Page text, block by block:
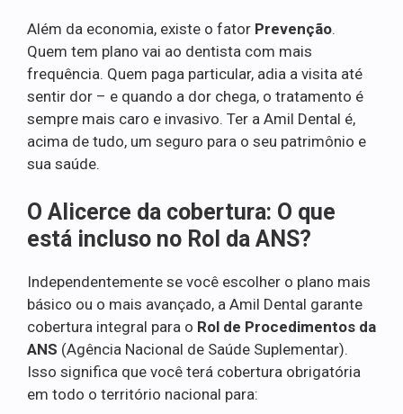
Além da economia, existe o fator Prevenção.
Quem tem plano vai ao dentista com mais
frequência. Quem paga particular, adia a visita até
sentir dor – e quando a dor chega, o tratamento é
sempre mais caro e invasivo. Ter a Amil Dental é,
acima de tudo, um seguro para o seu patrimônio e
sua saúde.
O Alicerce da cobertura: O que
está incluso no Rol da ANS?
Independentemente se você escolher o plano mais
básico ou o mais avançado, a Amil Dental garante
cobertura integral para o Rol de Procedimentos da
ANS (Agência Nacional de Saúde Suplementar).
Isso significa que você terá cobertura obrigatória
em todo o território nacional para: